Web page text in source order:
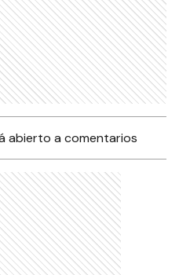
abierto a comentarios